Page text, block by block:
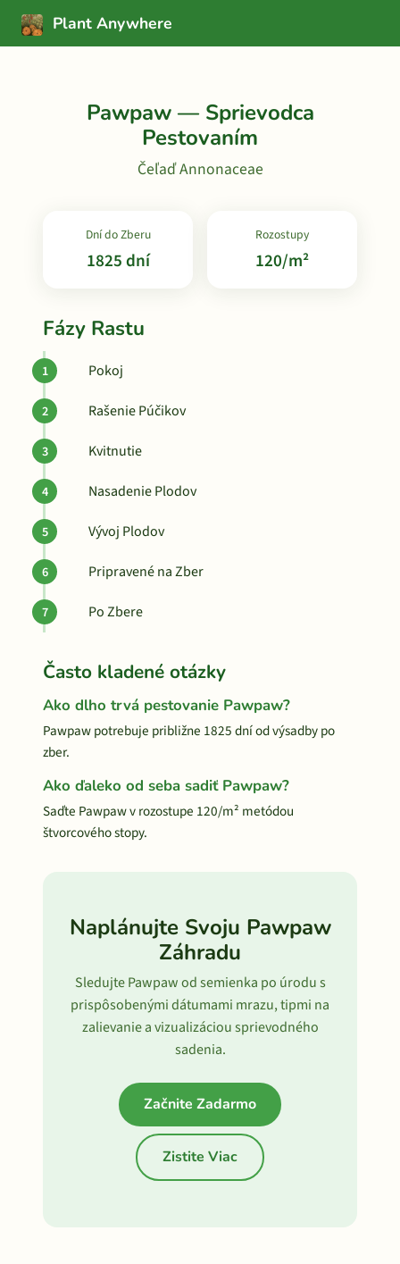
Plant Anywhere
Pawpaw — Sprievodca
Pestovaním
Čeľaď Annonaceae
Dní do Zberu
1825 dní
Rozostupy
120/m²
Fázy Rastu
Pokoj
Rašenie Púčikov
Kvitnutie
Nasadenie Plodov
Vývoj Plodov
Pripravené na Zber
Po Zbere
Často kladené otázky
Ako dlho trvá pestovanie Pawpaw?
Pawpaw potrebuje približne 1825 dní od výsadby po
zber.
Ako ďaleko od seba sadiť Pawpaw?
Saďte Pawpaw v rozostupe 120/m² metódou
štvorcového stopy.
Naplánujte Svoju Pawpaw
Záhradu
Sledujte Pawpaw od semienka po úrodu s
prispôsobenými dátumami mrazu, tipmi na
zalievanie a vizualizáciou sprievodného
sadenia.
Začnite Zadarmo
Zistite Viac